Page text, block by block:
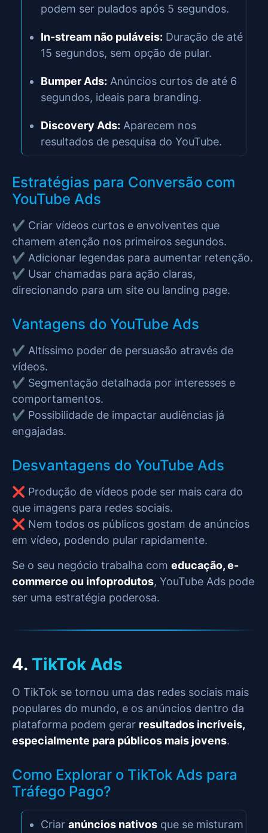
podem ser pulados após 5 segundos.
In-stream não puláveis: Duração de até
15 segundos, sem opção de pular.
Bumper Ads: Anúncios curtos de até 6
segundos, ideais para branding.
Discovery Ads: Aparecem nos
resultados de pesquisa do YouTube.
Estratégias para Conversão com
YouTube Ads
✔️ Criar vídeos curtos e envolventes que
chamem atenção nos primeiros segundos.
✔️ Adicionar legendas para aumentar retenção.
✔️ Usar chamadas para ação claras,
direcionando para um site ou landing page.
Vantagens do YouTube Ads
✔️ Altíssimo poder de persuasão através de
vídeos.
✔️ Segmentação detalhada por interesses e
comportamentos.
✔️ Possibilidade de impactar audiências já
engajadas.
Desvantagens do YouTube Ads
❌ Produção de vídeos pode ser mais cara do
que imagens para redes sociais.
❌ Nem todos os públicos gostam de anúncios
em vídeo, podendo pular rapidamente.
Se o seu negócio trabalha com educação, e-
commerce ou infoprodutos, YouTube Ads pode
ser uma estratégia poderosa.
4. TikTok Ads
O TikTok se tornou uma das redes sociais mais
populares do mundo, e os anúncios dentro da
plataforma podem gerar resultados incríveis,
especialmente para públicos mais jovens.
Como Explorar o TikTok Ads para
Tráfego Pago?
Criar anúncios nativos que se misturam